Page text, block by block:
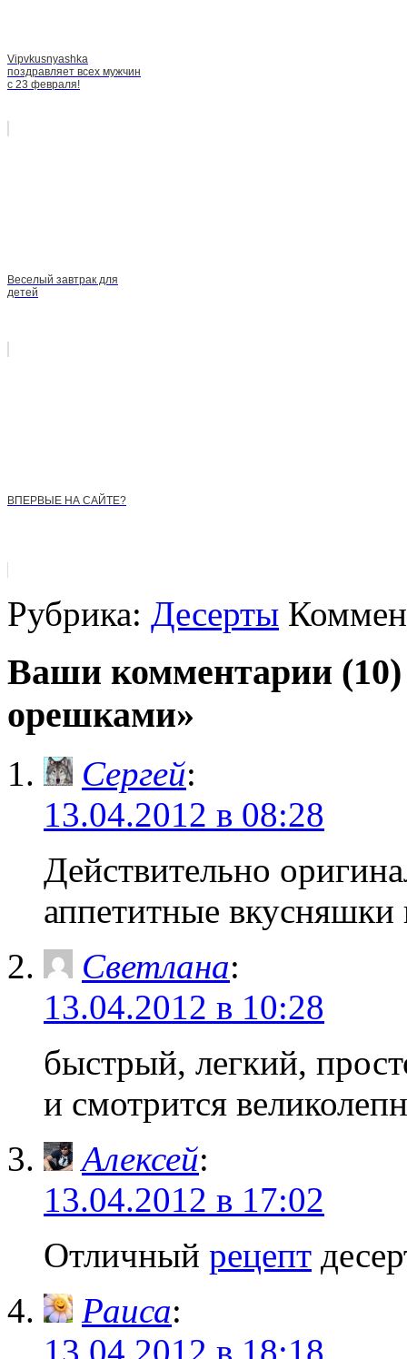
Vipvkusnyashka
поздравляет всех мужчин
с 23 февраля!
Веселый завтрак для
детей
ВПЕРВЫЕ НА САЙТЕ?
Рубрика: Десерты
Ваши комментарии
орешками»
Сергей:
13.04.2012 в 08:28
Действительно
аппетитные вкусняшки
Светлана:
13.04.2012 в 10:28
быстрый, легкий,
и смотрится
Алексей:
13.04.2012 в 17:02
Отличный рецепт
Раиса: